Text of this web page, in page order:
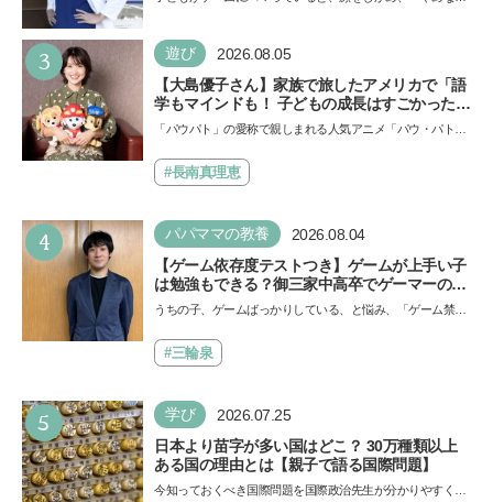
い…
3 遊び 2026.08.05
【大島優子さん】家族で旅したアメリカで「語
学もマインドも！ 子どもの成長はすごかった」
声優をつとめた映画『パウ・パトロール ザ・ダ
できると子どもに知ってほしい
「パウパト」の愛称で親しまれる人気アニメ「パウ・パトロ
ザ…
#長南真理恵
4 パパママの教養 2026.08.04
【ゲーム依存度テストつき】ゲームが上手い子
は勉強もできる？御三家中高卒でゲーマーの医
師・阿部智史さんが教えるゲームしながら受験
うちの子、ゲームばっかりしている、と悩み、「ゲーム禁
も…
#三輪泉
5 学び 2026.07.25
日本より苗字が多い国はどこ？ 30万種類以上
ある国の理由とは【親子で語る国際問題】
今知っておくべき国際問題を国際政治先生が分かりやすく解